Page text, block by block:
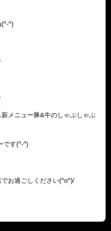
^)
メニュー豚&牛のしゃぶしゃぶ
です(^-^)
お過ごしください(^o^)/